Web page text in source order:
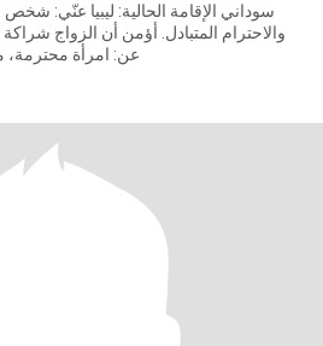
سوداني الإقامة
والاحترام المتبادل. أؤمن أن الزواج
عن: امرأة محترمة،